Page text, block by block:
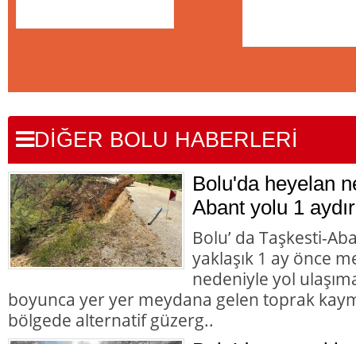
DİĞER BOLU HABERLERİ
Bolu'da heyelan
Abant yolu 1
Bolu’ da Taşkesti-
yaklaşık 1 ay önce
nedeniyle yol
boyunca yer yer meydana gelen toprak
bölgede alternatif güzerg..